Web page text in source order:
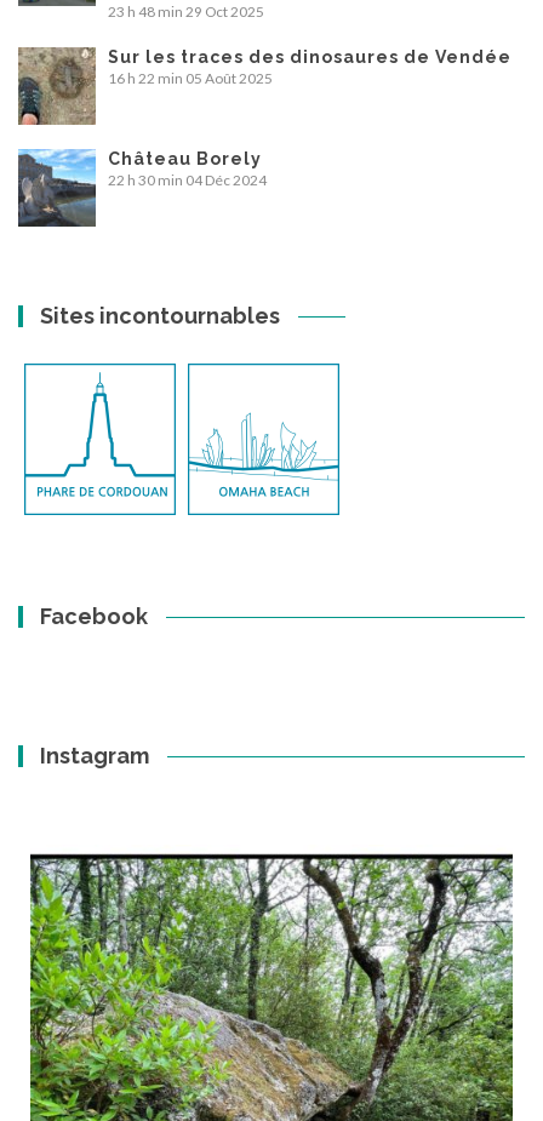
23 h 48 min 29 Oct 2025
Sur les traces des dinosaures de Vendée
16 h 22 min 05 Août 2025
Château Borely
22 h 30 min 04 Déc 2024
Sites incontournables
Facebook
Instagram